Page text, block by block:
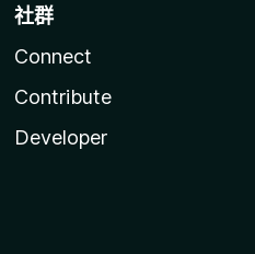
社群
Connect
Contribute
Developer